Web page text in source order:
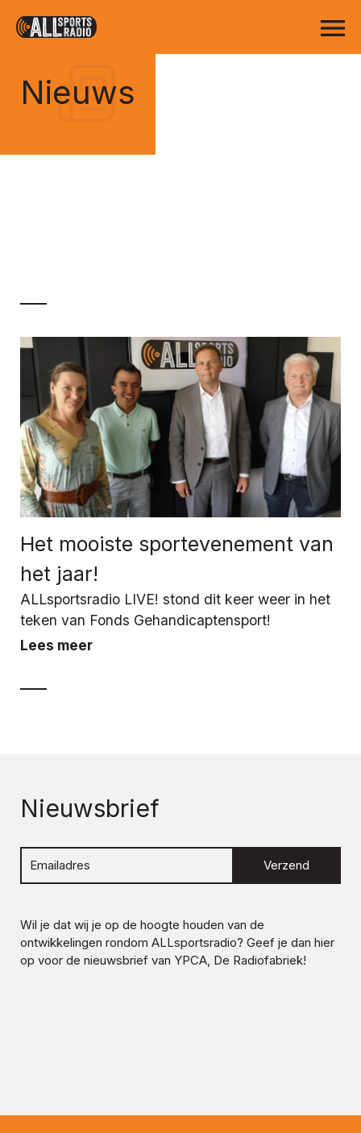
Nieuws
Het mooiste sportevenement van
het jaar!
ALLsportsradio LIVE! stond dit keer weer in het
teken van Fonds Gehandicaptensport!
Lees meer
Nieuwsbrief
Verzend
Wil je dat wij je op de hoogte houden van de
ontwikkelingen rondom ALLsportsradio? Geef je dan hier
op voor de nieuwsbrief van YPCA, De Radiofabriek!